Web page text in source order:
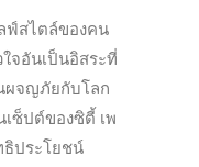
ฟ์สไตล์ของคน
จอันเป็นอิสระที่
ผจญภัยกับโลก
เซ็ปต์ของซิตี้ เพ
ประโยชน์